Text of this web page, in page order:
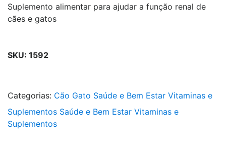
Suplemento alimentar para ajudar a função renal de
cães e gatos
SKU: 1592
Categorias: Cão Gato Saúde e Bem Estar Vitaminas e
Suplementos Saúde e Bem Estar Vitaminas e
Suplementos